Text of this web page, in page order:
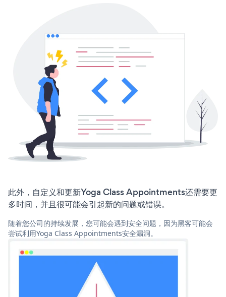
此外，自定义和更新Yoga Class Appointments还需要更
多时间，并且很可能会引起新的问题或错误。
随着您公司的持续发展，您可能会遇到安全问题，因为黑客可能会
尝试利用Yoga Class Appointments安全漏洞。